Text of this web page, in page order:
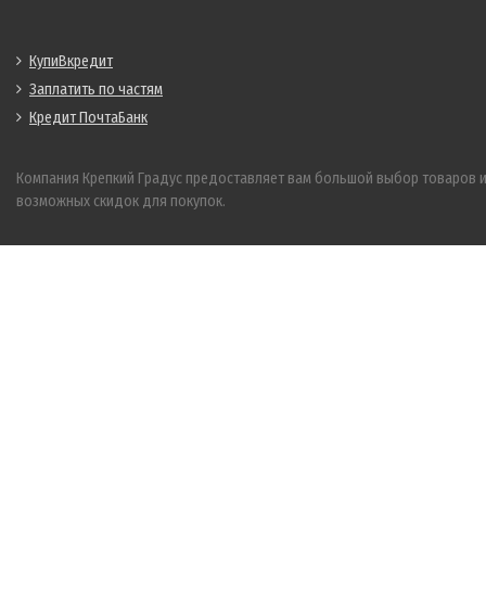
КупиВкредит
Заплатить по частям
Кредит ПочтаБанк
Компания Крепкий Градус предоставляет вам большой выбор товаров и
возможных скидок для покупок.